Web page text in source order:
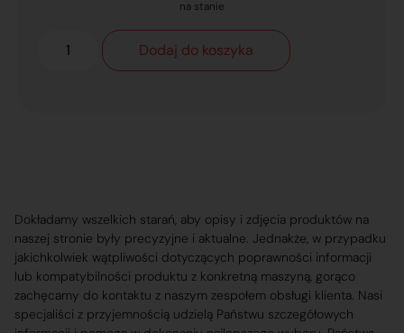
na stanie
Dodaj do koszyka
Dokładamy wszelkich starań, aby opisy i zdjęcia produktów na
naszej stronie były precyzyjne i aktualne. Jednakże, w przypadku
jakichkolwiek wątpliwości dotyczących poprawności informacji
lub kompatybilności produktu z konkretną maszyną, gorąco
zachęcamy do kontaktu z naszym zespołem obsługi klienta. Nasi
specjaliści z przyjemnością udzielą Państwu szczegółowych